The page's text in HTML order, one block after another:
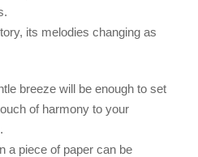
its melodies changing as
breeze will be enough to set
of harmony to your
a piece of paper can be